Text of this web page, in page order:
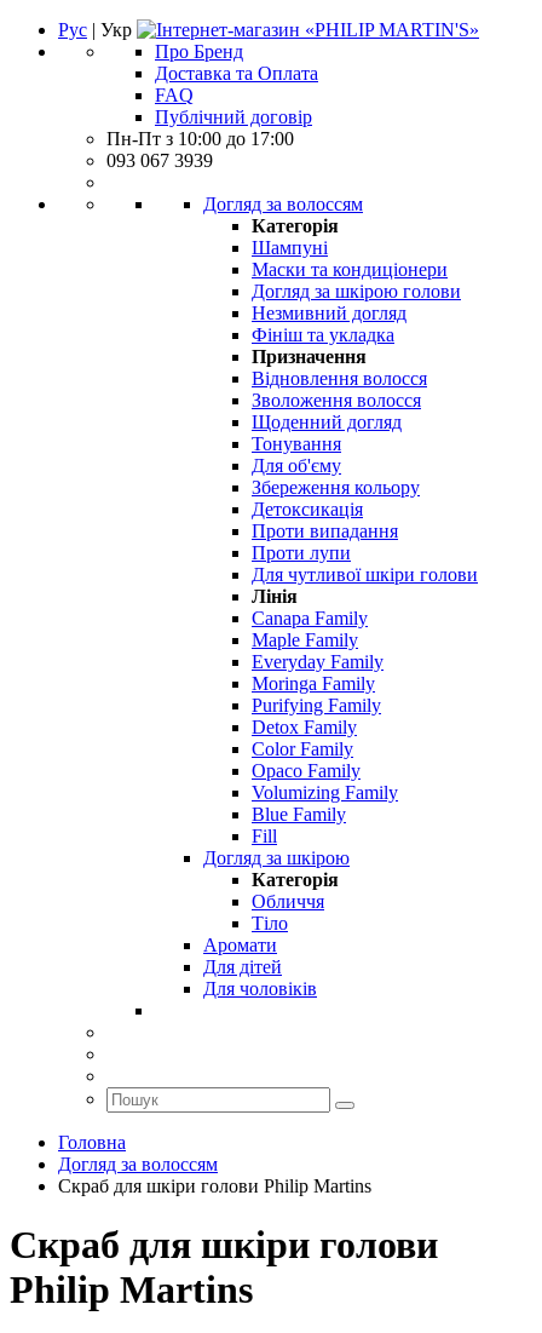
Рус | Укр
Про Бренд
Доставка та Оплата
FAQ
Публічний договір
Пн-Пт з 10:00 до 17:00
093 067 3939
Догляд за волоссям
Категорія
Шампуні
Маски та кондиціонери
Догляд за шкірою голови
Незмивний догляд
Фініш та укладка
Призначення
Відновлення волосся
Зволоження волосся
Щоденний догляд
Тонування
Для об'єму
Збереження кольору
Детоксикація
Проти випадання
Проти лупи
Для чутливої ​​шкіри голови
Лінія
Canapa Family
Maple Family
Everyday Family
Moringa Family
Purifying Family
Detox Family
Color Family
Opaco Family
Volumizing Family
Blue Family
Fill
Догляд за шкірою
Категорія
Обличчя
Тіло
Аромати
Для дітей
Для чоловіків
Головна
Догляд за волоссям
Скраб для шкіри голови Philip Martins
Скраб для шкіри голови
Philip Martins